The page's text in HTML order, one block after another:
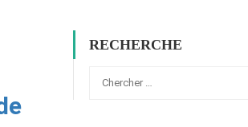
RECHERCHE